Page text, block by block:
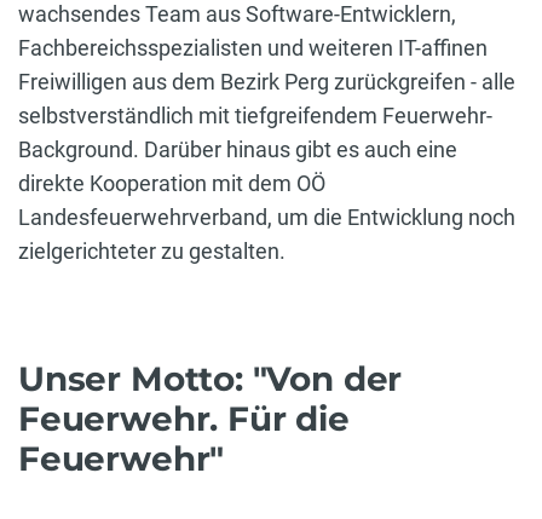
wachsendes Team aus Software-Entwicklern,
Fachbereichsspezialisten und weiteren IT-affinen
Freiwilligen aus dem Bezirk Perg zurückgreifen - alle
selbstverständlich mit tiefgreifendem Feuerwehr-
Background. Darüber hinaus gibt es auch eine
direkte Kooperation mit dem OÖ
Landesfeuerwehrverband, um die Entwicklung noch
zielgerichteter zu gestalten.
Unser Motto: "Von der
Feuerwehr. Für die
Feuerwehr"